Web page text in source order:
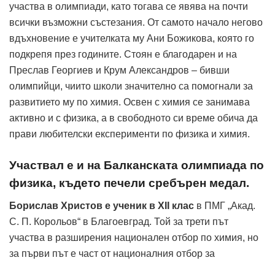
участва в олимпиади, като тогава се явява на почти
всички възможни състезания. От самото начало негово
вдъхновение е учителката му Ани Божикова, която го
подкрепя през годините. Стоян е благодарен и на
Преслав Георгиев и Крум Александров – бивши
олимпийци, чиито школи значително са помогнали за
развитието му по химия. Освен с химия се занимава
активно и с физика, а в свободното си време обича да
прави любителски експерименти по физика и химия.
Участвал е и на Балканската олимпиада по
физика, където печели сребърен медал.
Борислав Христов е ученик в XII клас в ПМГ „Акад.
С. П. Корольов“ в Благоевград. Той за трети път
участва в разширения национален отбор по химия, но
за първи път е част от националния отбор за